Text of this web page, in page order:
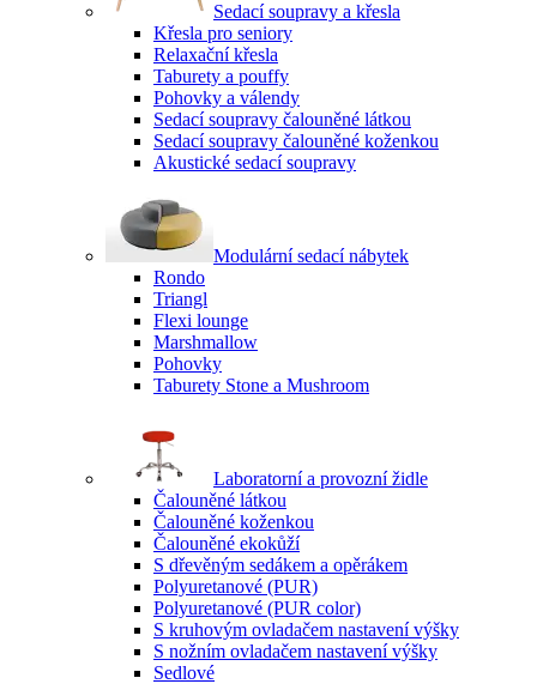
Sedací soupravy a křesla
Křesla pro seniory
Relaxační křesla
Taburety a pouffy
Pohovky a válendy
Sedací soupravy čalouněné látkou
Sedací soupravy čalouněné koženkou
Akustické sedací soupravy
Modulární sedací nábytek
Rondo
Triangl
Flexi lounge
Marshmallow
Pohovky
Taburety Stone a Mushroom
Laboratorní a provozní židle
Čalouněné látkou
Čalouněné koženkou
Čalouněné ekokůží
S dřevěným sedákem a opěrákem
Polyuretanové (PUR)
Polyuretanové (PUR color)
S kruhovým ovladačem nastavení výšky
S nožním ovladačem nastavení výšky
Sedlové